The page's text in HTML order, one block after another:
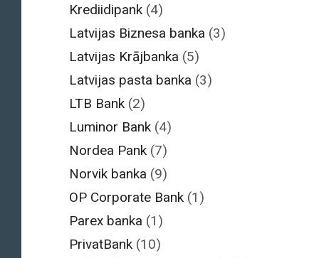
Krediidipank (4)
Latvijas Biznesa banka (3)
Latvijas Krājbanka (5)
Latvijas pasta banka (3)
LTB Bank (2)
Luminor Bank (4)
Nordea Pank (7)
Norvik banka (9)
OP Corporate Bank (1)
Parex banka (1)
PrivatBank (10)